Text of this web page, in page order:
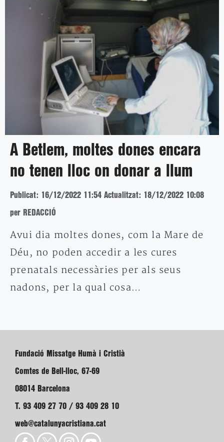
A Betlem, moltes dones encara
no tenen lloc on donar a llum
Publicat: 16/12/2022 11:54 Actualitzat: 18/12/2022 10:08
per REDACCIÓ
Avui dia moltes dones, com la Mare de
Déu, no poden accedir a les cures
prenatals necessàries per als seus
nadons, per la qual cosa…
Fundació Missatge Humà i Cristià
Comtes de Bell-lloc, 67-69
08014 Barcelona
T. 93 409 27 70 / 93 409 28 10
web@catalunyacristiana.cat